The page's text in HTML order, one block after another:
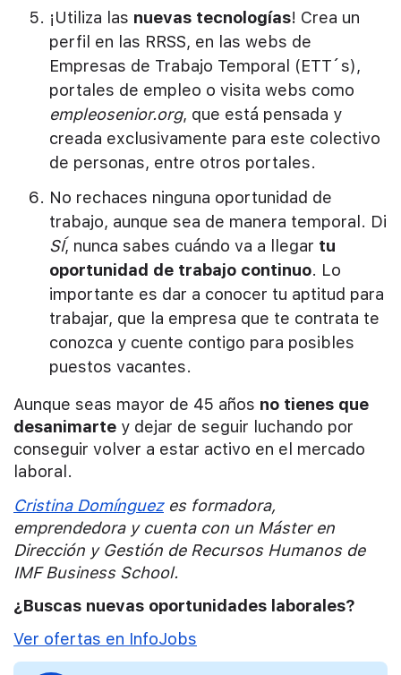
¡Utiliza las nuevas tecnologías! Crea un
perfil en las RRSS, en las webs de
Empresas de Trabajo Temporal (ETT´s),
portales de empleo o visita webs como
empleosenior.org, que está pensada y
creada exclusivamente para este colectivo
de personas, entre otros portales.
No rechaces ninguna oportunidad de
trabajo, aunque sea de manera temporal. Di
SÍ, nunca sabes cuándo va a llegar tu
oportunidad de trabajo continuo. Lo
importante es dar a conocer tu aptitud para
trabajar, que la empresa que te contrata te
conozca y cuente contigo para posibles
puestos vacantes.
Aunque seas mayor de 45 años no tienes que
desanimarte y dejar de seguir luchando por
conseguir volver a estar activo en el mercado
laboral.
Cristina Domínguezes formadora,
emprendedora y cuenta con un Máster en
Dirección y Gestión de Recursos Humanos de
IMF Business School.
¿Buscas nuevas oportunidades laborales?
Ver ofertas en InfoJobs